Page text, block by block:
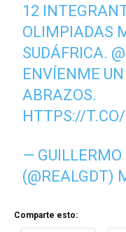
12
OLIMPIADAS
SUDÁFRICA.
ENVÍENME
ABRAZOS.
HTTPS://
— GUILLERMO
(@REALGDT)
Comparte esto: